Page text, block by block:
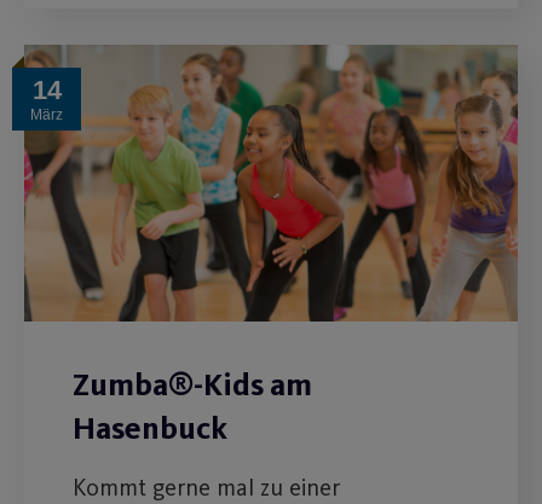
14
März
Zumba®-Kids am
Hasenbuck
Kommt gerne mal zu einer